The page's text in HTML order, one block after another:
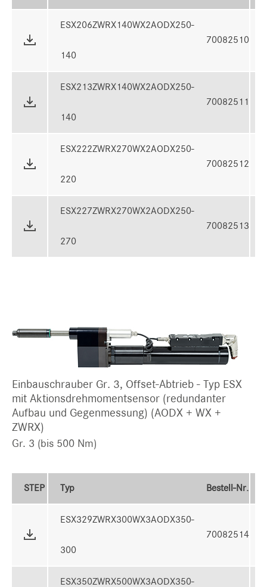
ESX206ZWRX140WX2AODX250-
140
70082510
ESX213ZWRX140WX2AODX250-
140
70082511
ESX222ZWRX270WX2AODX250-
220
70082512
ESX227ZWRX270WX2AODX250-
270
70082513
Einbauschrauber Gr. 3, Offset-Abtrieb - Typ ESX
mit Aktionsdrehmomentsensor (redundanter
Aufbau und Gegenmessung) (AODX + WX +
ZWRX)
Gr. 3 (bis 500 Nm)
STEP Typ Bestell-Nr.
ESX329ZWRX300WX3AODX350-
300
70082514
ESX350ZWRX500WX3AODX350-